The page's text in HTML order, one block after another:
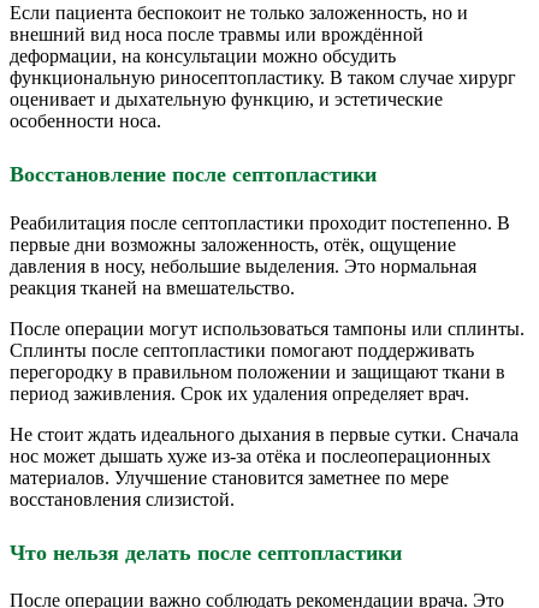
Если пациента беспокоит не только заложенность, но и
внешний вид носа после травмы или врождённой
деформации, на консультации можно обсудить
функциональную риносептопластику. В таком случае хирург
оценивает и дыхательную функцию, и эстетические
особенности носа.
Восстановление после септопластики
Реабилитация после септопластики проходит постепенно. В
первые дни возможны заложенность, отёк, ощущение
давления в носу, небольшие выделения. Это нормальная
реакция тканей на вмешательство.
После операции могут использоваться тампоны или сплинты.
Сплинты после септопластики помогают поддерживать
перегородку в правильном положении и защищают ткани в
период заживления. Срок их удаления определяет врач.
Не стоит ждать идеального дыхания в первые сутки. Сначала
нос может дышать хуже из-за отёка и послеоперационных
материалов. Улучшение становится заметнее по мере
восстановления слизистой.
Что нельзя делать после септопластики
После операции важно соблюдать рекомендации врача. Это